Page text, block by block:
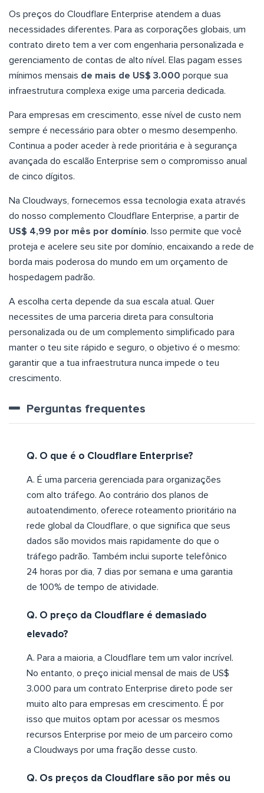
Os preços do Cloudflare Enterprise atendem a duas
necessidades diferentes. Para as corporações globais, um
contrato direto tem a ver com engenharia personalizada e
gerenciamento de contas de alto nível. Elas pagam esses
mínimos mensais de mais de US$ 3.000 porque sua
infraestrutura complexa exige uma parceria dedicada.
Para empresas em crescimento, esse nível de custo nem
sempre é necessário para obter o mesmo desempenho.
Continua a poder aceder à rede prioritária e à segurança
avançada do escalão Enterprise sem o compromisso anual
de cinco dígitos.
Na Cloudways, fornecemos essa tecnologia exata através
do nosso complemento Cloudflare Enterprise, a partir de
US$ 4,99 por mês por domínio. Isso permite que você
proteja e acelere seu site por domínio, encaixando a rede de
borda mais poderosa do mundo em um orçamento de
hospedagem padrão.
A escolha certa depende da sua escala atual. Quer
necessites de uma parceria direta para consultoria
personalizada ou de um complemento simplificado para
manter o teu site rápido e seguro, o objetivo é o mesmo:
garantir que a tua infraestrutura nunca impede o teu
crescimento.
Perguntas frequentes
Q. O que é o Cloudflare Enterprise?
A. É uma parceria gerenciada para organizações
com alto tráfego. Ao contrário dos planos de
autoatendimento, oferece roteamento prioritário na
rede global da Cloudflare, o que significa que seus
dados são movidos mais rapidamente do que o
tráfego padrão. Também inclui suporte telefônico
24 horas por dia, 7 dias por semana e uma garantia
de 100% de tempo de atividade.
Q. O preço da Cloudflare é demasiado
elevado?
A. Para a maioria, a Cloudflare tem um valor incrível.
No entanto, o preço inicial mensal de mais de US$
3.000 para um contrato Enterprise direto pode ser
muito alto para empresas em crescimento. É por
isso que muitos optam por acessar os mesmos
recursos Enterprise por meio de um parceiro como
a Cloudways por uma fração desse custo.
Q. Os preços da Cloudflare são por mês ou